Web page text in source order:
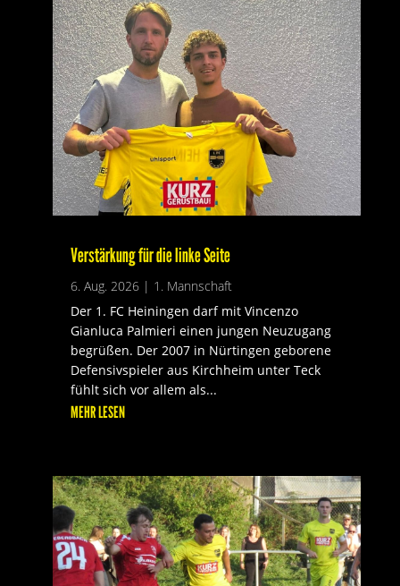
Verstärkung für die linke Seite
6. Aug. 2026| 1. Mannschaft
Der 1. FC Heiningen darf mit Vincenzo
Gianluca Palmieri einen jungen Neuzugang
begrüßen. Der 2007 in Nürtingen geborene
Defensivspieler aus Kirchheim unter Teck
fühlt sich vor allem als...
MEHR LESEN